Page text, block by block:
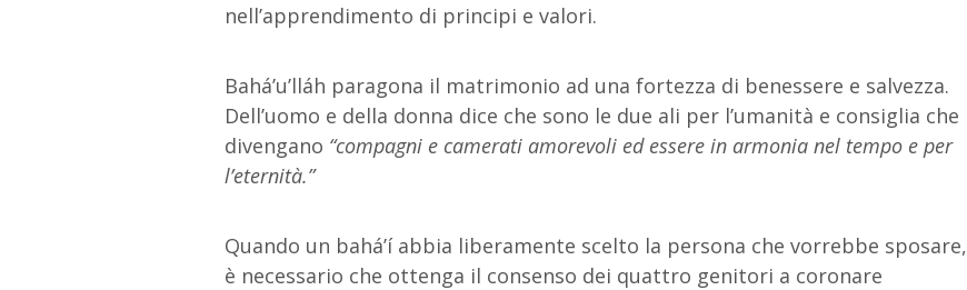
nell’apprendimento di principi e valori.
Bahá’u’lláh paragona il matrimonio ad una fortezza di benessere e salvezza.
Dell’uomo e della donna dice che sono le due ali per l’umanità e consiglia che
divengano “compagni e camerati amorevoli ed essere in armonia nel tempo e per
l’eternità.”
Quando un bahá’í abbia liberamente scelto la persona che vorrebbe sposare,
è necessario che ottenga il consenso dei quattro genitori a coronare